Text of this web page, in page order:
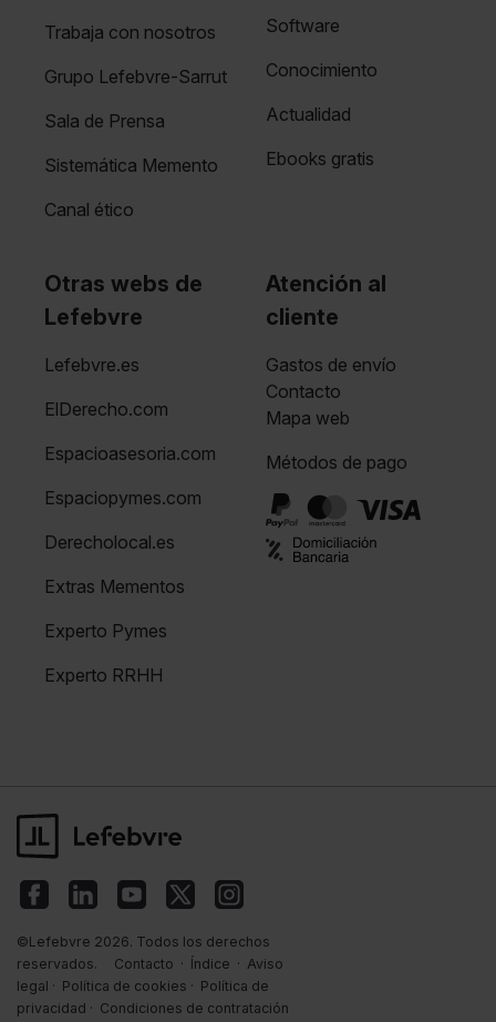
Trabaja con nosotros
Grupo Lefebvre-Sarrut
Sala de Prensa
Sistemática Memento
Canal ético
Software
Conocimiento
Actualidad
Ebooks gratis
Otras webs de
Lefebvre
Lefebvre.es
ElDerecho.com
Espacioasesoria.com
Espaciopymes.com
Derecholocal.es
Extras Mementos
Experto Pymes
Experto RRHH
Atención al
cliente
Gastos de envío
Contacto
Mapa web
Métodos de pago
©Lefebvre 2026. Todos los derechos
reservados.
Contacto · Índice · Aviso
legal · Política de cookies · Política de
privacidad · Condiciones de contratación